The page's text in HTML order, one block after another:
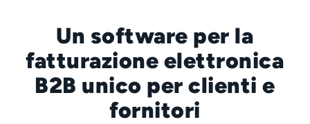
Un software per la
fatturazione elettronica
B2B unico per clienti e
fornitori